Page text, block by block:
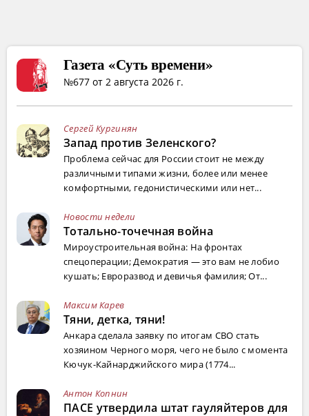
Газета «Суть времени»
№677 от 2 августа 2026 г.
Сергей Кургинян
Запад против Зеленского?
Проблема сейчас для России стоит не между
различными типами жизни, более или менее
комфортными, гедонистическими или нет...
Новости недели
Тотально-точечная война
Мироустроительная война: На фронтах
спецоперации; Демократия — это вам не лобио
кушать; Евроразвод и девичья фамилия; От...
Максим Карев
Тяни, детка, тяни!
Анкара сделала заявку по итогам СВО стать
хозяином Черного моря, чего не было с момента
Кючук-Кайнарджийского мира (1774...
Антон Копнин
ПАСЕ утвердила штат гауляйтеров для